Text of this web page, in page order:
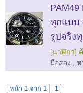
ทุกแบบ
รูปจริง
[นาฬิกา]
มือสอง
ห
หน้า 1 จาก 1 1